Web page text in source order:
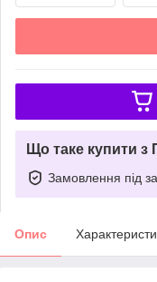
Що таке купити з
Замовлення під
Опис